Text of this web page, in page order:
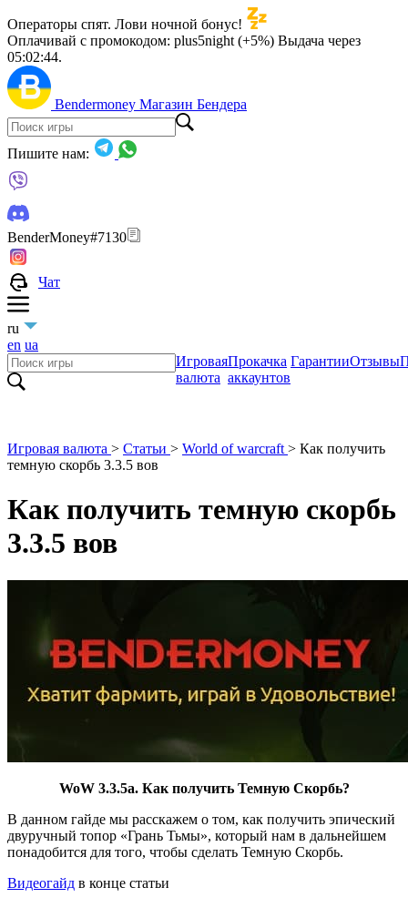
Операторы спят. Лови ночной бонус!
Оплачивай с промокодом: plus5night (+5%) Выдача через
05:02:42.
Bendermoney Магазин Бендера
Пишите нам:
BenderMoney#7130
Чат
ru
en ua
Игровая
валюта
Прокачка
аккаунтов
ГарантииОтзывы
Игровая валюта > Статьи > World of warcraft > Как получить
темную скорбь 3.3.5 вов
Как получить темную скорбь
3.3.5 вов
WoW 3.3.5а. Как получить Темную Скорбь?
В данном гайде мы расскажем о том, как получить эпический
двуручный топор «Грань Тьмы», который нам в дальнейшем
понадобится для того, чтобы сделать Темную Скорбь.
Видеогайд в конце статьи